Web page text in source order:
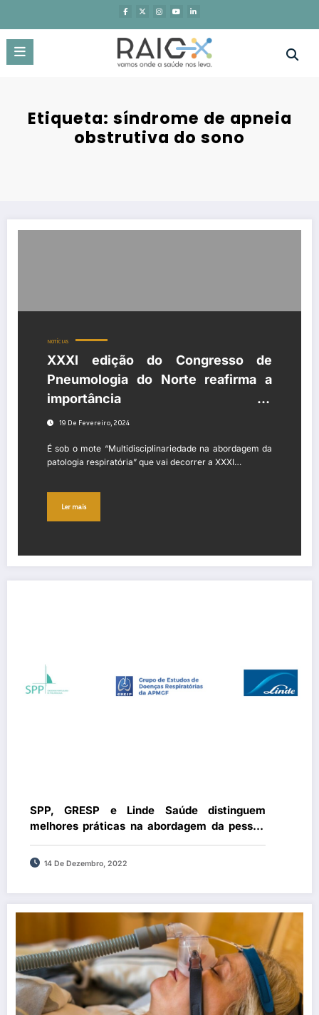
o
conteúdo
Etiqueta: síndrome de apneia
obstrutiva do sono
NOTÍCIAS
XXXI edição do Congresso de
Pneumologia do Norte reafirma a
importância da
multidisciplinariedade na
19 De Fevereiro, 2024
É sob o mote “Multidisciplinariedade na abordagem da
patologia respiratória” que vai decorrer a XXXI…
Ler mais
SPP, GRESP e Linde Saúde distinguem
melhores práticas na abordagem da pessoa
com SAOS
14 De Dezembro, 2022